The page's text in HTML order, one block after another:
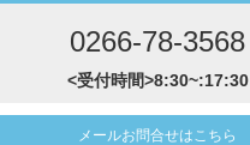
0266-78-3568
<受付時間>8:30~:17:30
メールお問合せはこちら